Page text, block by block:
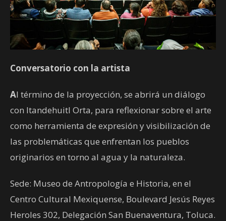
Conversatorio con la artista
Al término de la proyección, se abrirá un diálogo
con Itandehuitl Orta, para reflexionar sobre el arte
como herramienta de expresión y visibilización de
las problemáticas que enfrentan los pueblos
originarios en torno al agua y la naturaleza.
Sede: Museo de Antropología e Historia, en el
Centro Cultural Mexiquense, Boulevard Jesús Reyes
Heroles 302, Delegación San Buenaventura, Toluca.